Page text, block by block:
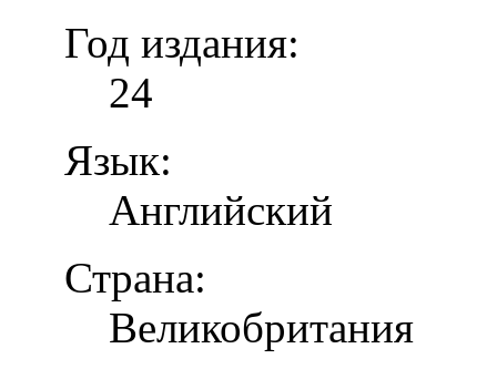
Год издания:
24
Язык:
Английский
Страна:
Великобритания